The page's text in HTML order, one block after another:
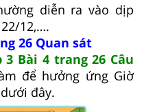
diễn ra vào dịp
12,….
26 Quan sát
Bài 4 trang 26 Câu
để hưởng ứng Giờ
đây.